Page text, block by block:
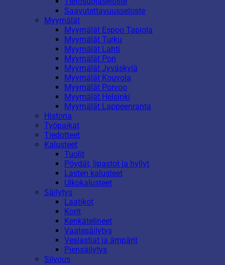
Saavutettavuusseloste
Myymälät
Myymälät Espoo Tapiola
Myymälät Turku
Myymälät Lahti
Myymälät Pori
Myymälät Jyväskylä
Myymälät Kouvola
Myymälät Porvoo
Myymälät Helsinki
Myymälät Lappeenranta
Historia
Työpaikat
Tiedotteet
Kalusteet
Tuolit
Pöydät, lipastot ja hyllyt
Lasten kalusteet
Ulkokalusteet
Säilytys
Laatikot
Korit
Kenkätelineet
Vaatesäilytys
Vesiastiat ja ämpärit
Piensäilytys
Siivous